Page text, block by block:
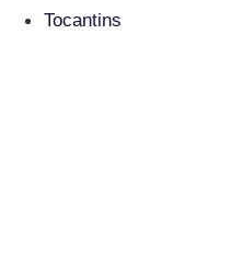
Tocantins